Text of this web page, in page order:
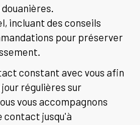
incluant des conseils
pour préserver
constant avec vous afin
régulières sur
vous accompagnons
contact jusqu'à